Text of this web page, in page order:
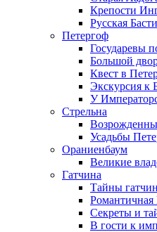
Крепости
Русская
Петергоф
Государевы
Большой
Квест в
Экскурсия к
У
Стрельна
Усадьбы
Ораниенбаум
Великие
Гатчина
Тайны
Романтичная
Секреты и
В гости к